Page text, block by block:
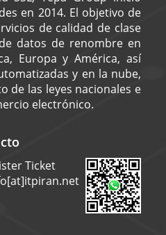
en 2014. El objetivo de
de calidad de clase
datos de renombre en
Europa y América, así
y en la nube,
de las leyes nacionales e
electrónico.
Ticket